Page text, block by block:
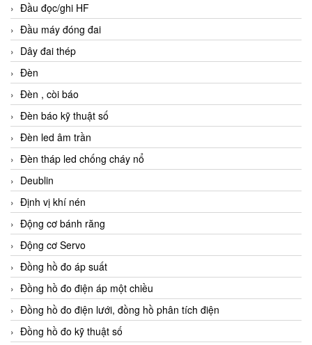
Đầu đọc/ghi HF
Đầu máy đóng đai
Dây đai thép
Đèn
Đèn , còi báo
Đèn báo kỹ thuật số
Đèn led âm trần
Đèn tháp led chống cháy nổ
Deublin
Định vị khí nén
Động cơ bánh răng
Động cơ Servo
Đồng hồ đo áp suất
Đồng hồ đo điện áp một chiều
Đồng hồ đo điện lưới, đồng hồ phân tích điện
Đồng hồ đo kỹ thuật số